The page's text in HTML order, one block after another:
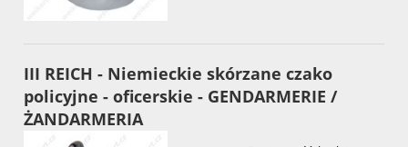
III REICH - Niemieckie skórzane czako
policyjne - oficerskie - GENDARMERIE /
ŻANDARMERIA